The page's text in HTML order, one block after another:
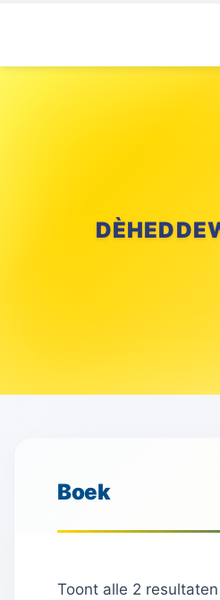
Boek
Toont alle 2 resultaten